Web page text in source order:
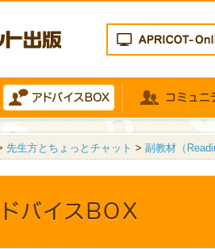
先生方とちょっとチャット > 副教材（